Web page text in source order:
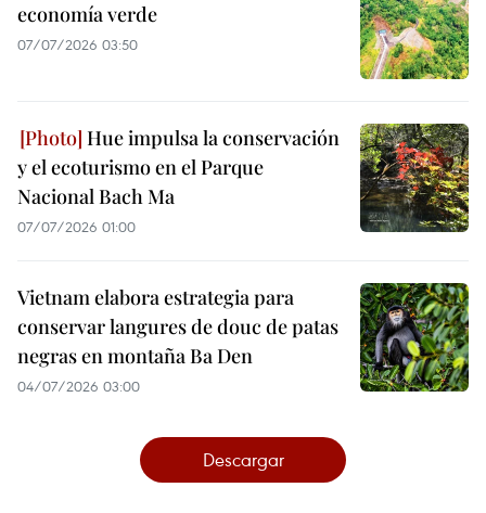
economía verde
07/07/2026 03:50
Hue impulsa la conservación
y el ecoturismo en el Parque
Nacional Bach Ma
07/07/2026 01:00
Vietnam elabora estrategia para
conservar langures de douc de patas
negras en montaña Ba Den
04/07/2026 03:00
Descargar